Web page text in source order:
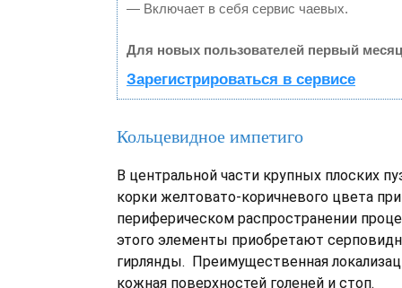
— Включает в себя сервис чаевых.
Для новых пользователей первый
Зарегистрироваться в сервисе
Кольцевидное импетиго
В центральной части крупных плоских
корки желтовато-коричневого цвета
периферическом распространении
этого элементы приобретают
гирлянды. Преимущественная
кожная поверхностей голеней и стоп.